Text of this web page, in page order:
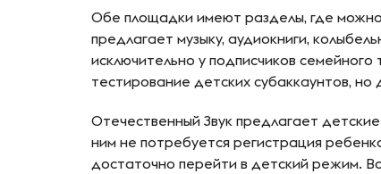
Обе площадки имеют разделы, где можно
предлагает музыку, аудиокниги,
исключительно у подписчиков
тестирование детских субаккаунтов,
Отечественный Звук предлагает
ним не потребуется регистрация
достаточно перейти в детский режим.